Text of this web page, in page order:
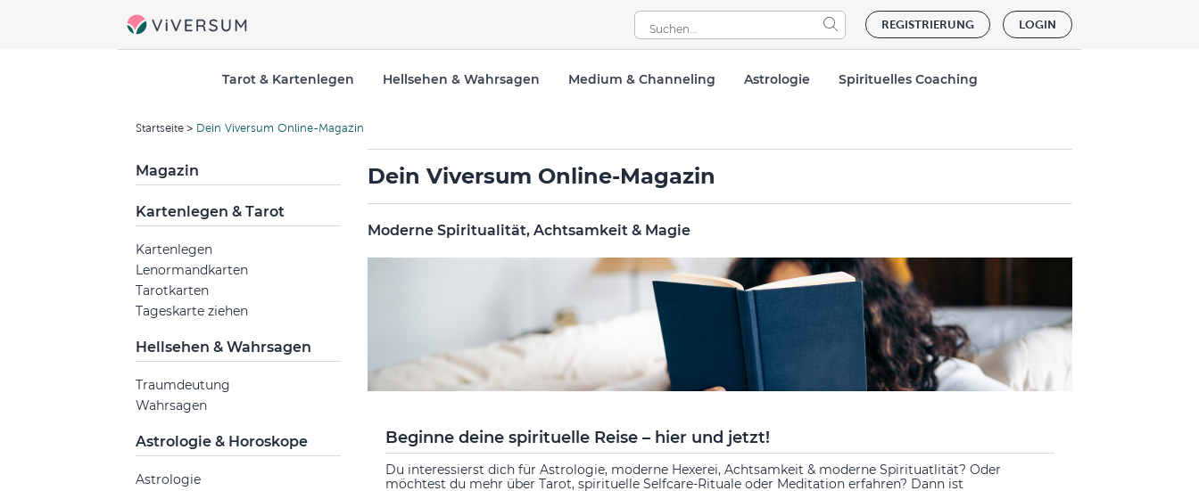
REGISTRIERUNG LOGIN
Tarot & Kartenlegen Hellsehen & Wahrsagen Medium & Channeling Astrologie Spirituelles Coaching
Startseite Dein Viversum Online-Magazin
Magazin
Kartenlegen & Tarot
Kartenlegen
Lenormandkarten
Tarotkarten
Tageskarte ziehen
Hellsehen & Wahrsagen
Traumdeutung
Wahrsagen
Astrologie & Horoskope
Astrologie
Dein Viversum Online-Magazin
Moderne Spiritualität, Achtsamkeit & Magie
Beginne deine spirituelle Reise – hier und jetzt!
Du interessierst dich für Astrologie, moderne Hexerei, Achtsamkeit & moderne Spirituatlität? Oder
möchtest du mehr über Tarot, spirituelle Selfcare-Rituale oder Meditation erfahren? Dann ist